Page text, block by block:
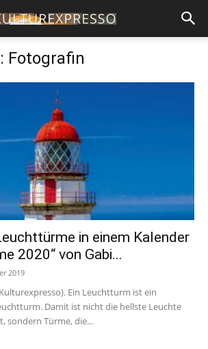
Fotografin
in einem Kalender
2020“ von Gabi...
2019
Ein Leuchtturm ist ein
Damit ist nicht die hellste Leuchte
sondern Türme, die...